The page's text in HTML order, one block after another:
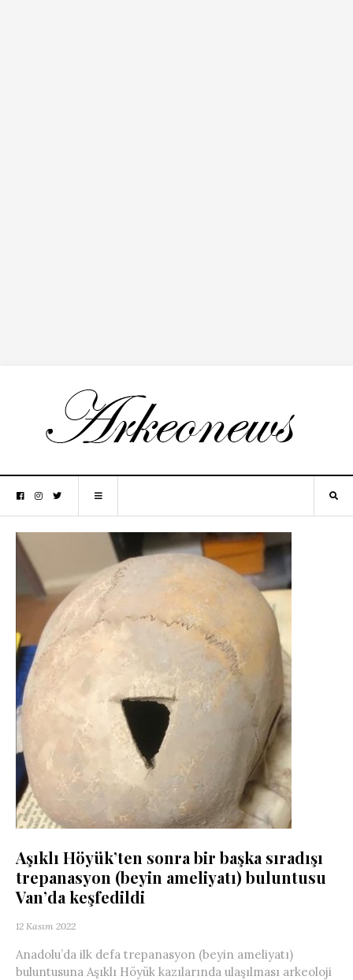
Aşıklı Höyük’ten sonra bir başka sıradışı
trepanasyon (beyin ameliyatı) buluntusu
Van’da keşfedildi
12 Kasım 2022
Anadolu’da ilk defa trepanasyon (beyin ameliyatı)
buluntusuna Aşıklı Höyük kazılarında ulaşılması arkeoloji